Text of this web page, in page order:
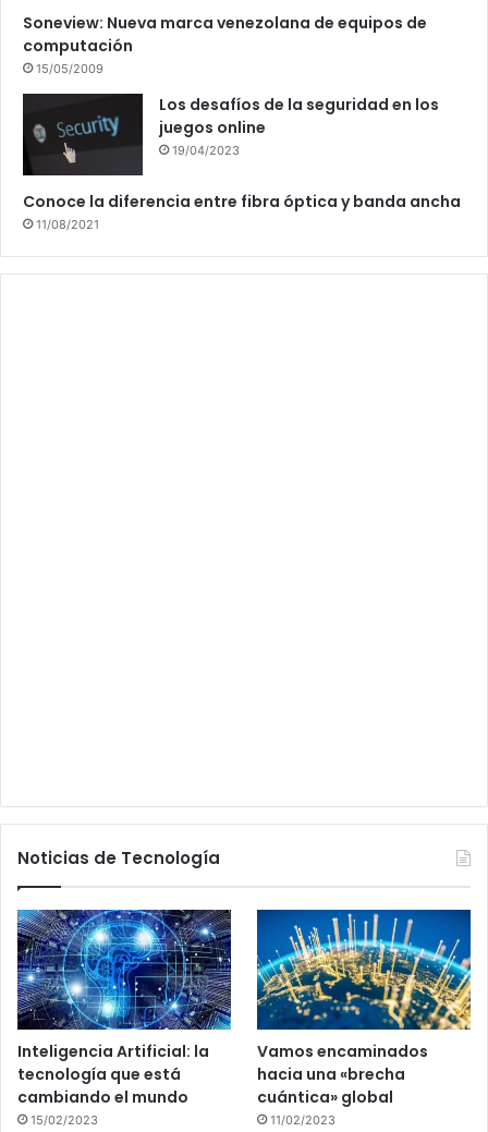
Soneview: Nueva marca venezolana de equipos de
computación
15/05/2009
Los desafíos de la seguridad en los
juegos online
19/04/2023
Conoce la diferencia entre fibra óptica y banda ancha
11/08/2021
Noticias de Tecnología
Inteligencia Artificial: la
tecnología que está
cambiando el mundo
15/02/2023
Vamos encaminados
hacia una «brecha
cuántica» global
11/02/2023